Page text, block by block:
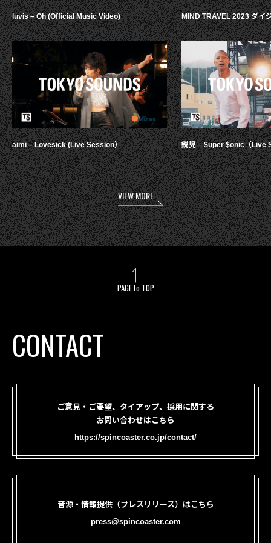
luvis – Oh (Official Music Video)
aimi – Lovesick (Live Session）
MIND TRAVEL 2023 ダイ
鋭児 – $uper $onic（Live
VIEW MORE
PAGE to TOP
CONTACT
ご意見・ご要望、タイアップ、採用に関する
お問い合わせはこちら
https://spincoaster.co.jp/contact/
音源・情報提供（プレスリリース）はこちら
press@spincoaster.com